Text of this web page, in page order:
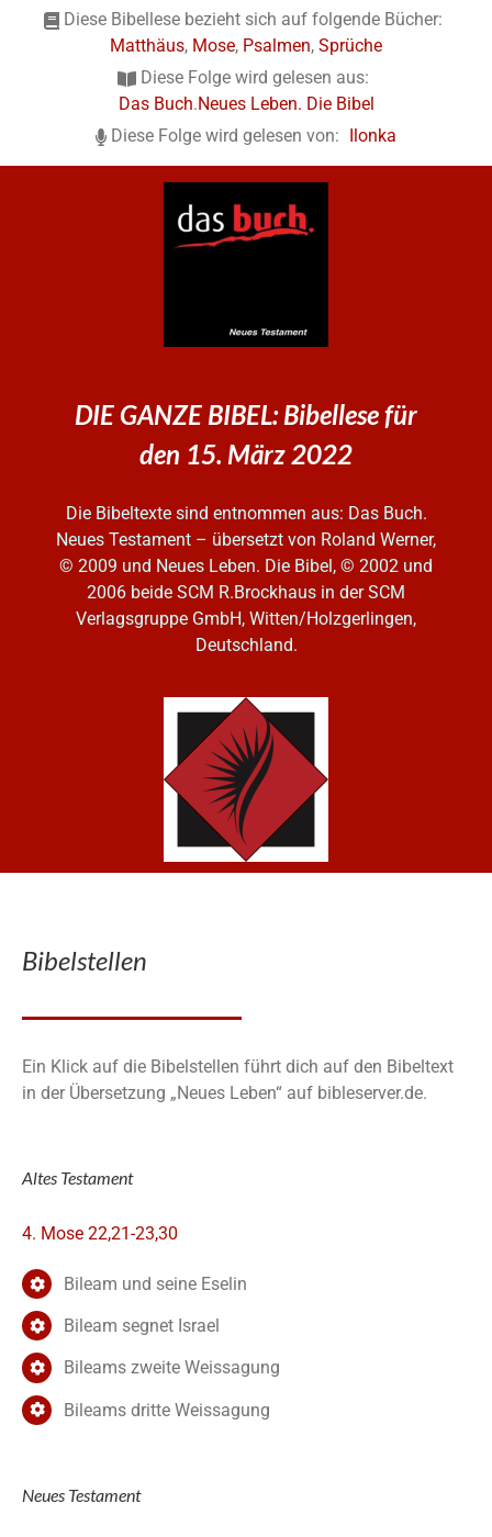
Diese Bibellese bezieht sich auf folgende Bücher:
Matthäus, Mose, Psalmen, Sprüche
Diese Folge wird gelesen aus:
Das Buch.Neues Leben. Die Bibel
Diese Folge wird gelesen von: Ilonka
DIE GANZE BIBEL: Bibellese für
den 15. März 2022
Die Bibeltexte sind entnommen aus: Das Buch.
Neues Testament – übersetzt von Roland Werner,
© 2009 und Neues Leben. Die Bibel, © 2002 und
2006 beide SCM R.Brockhaus in der SCM
Verlagsgruppe GmbH, Witten/Holzgerlingen,
Deutschland.
Bibelstellen
Ein Klick auf die Bibelstellen führt dich auf den Bibeltext
in der Übersetzung „Neues Leben“ auf bibleserver.de.
Altes Testament
4. Mose 22,21-23,30
Bileam und seine Eselin
Bileam segnet Israel
Bileams zweite Weissagung
Bileams dritte Weissagung
Neues Testament